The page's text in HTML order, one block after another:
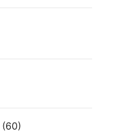
(60)